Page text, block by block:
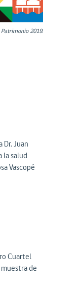
2019.
Juan
la salud
Vascopé
Cuartel
de